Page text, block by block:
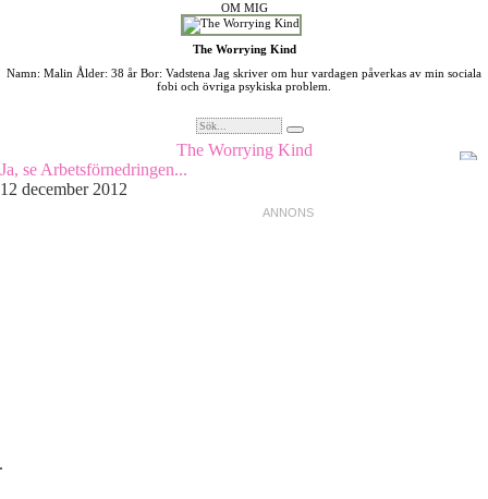
OM MIG
The Worrying Kind
Namn: Malin Ålder: 38 år Bor: Vadstena Jag skriver om hur vardagen påverkas av min sociala
fobi och övriga psykiska problem.
The Worrying Kind
Ja, se Arbetsförnedringen...
12 december 2012